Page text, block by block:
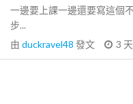
一邊要上課一邊還要寫這個
步...
由 duckravel48 發文 3